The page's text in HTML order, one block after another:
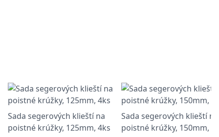
Sada segerových klieští na
poistné krúžky, 125mm, 4ks
Sada segerových klieští na
poistné krúžky, 150mm,